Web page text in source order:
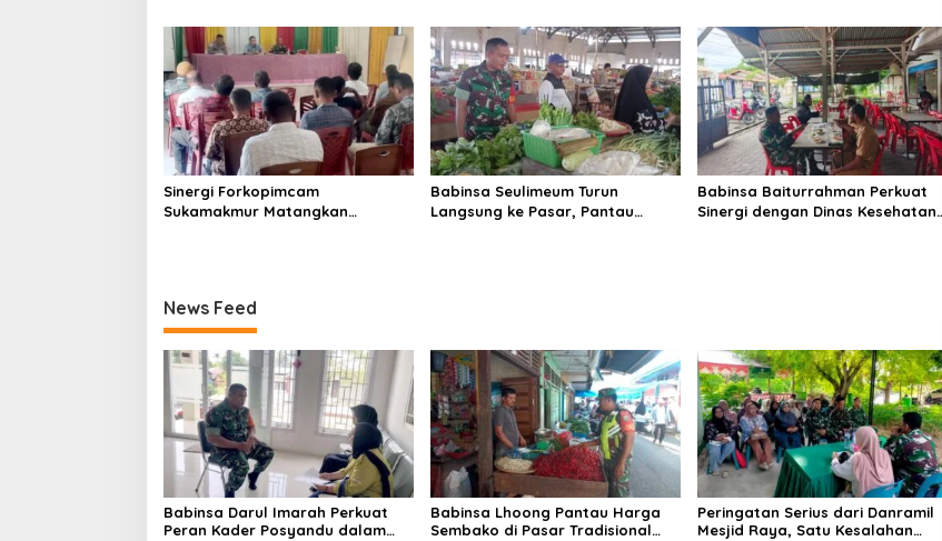
Perkembangannya
hingga Satuan
Sinergi Forkopimcam
Sukamakmur Matangkan
Babinsa Seulimeum Turun
Langsung ke Pasar, Pantau
Babinsa Baiturrahman Perkuat
Sinergi dengan Dinas Kesehatan,
News Feed
Babinsa Darul Imarah Perkuat
Peran Kader Posyandu dalam
Babinsa Lhoong Pantau Harga
Sembako di Pasar Tradisional
Peringatan Serius dari Danramil
Mesjid Raya, Satu Kesalahan